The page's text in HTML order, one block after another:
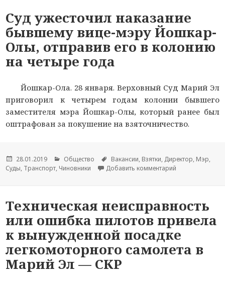
Суд ужесточил наказание
бывшему вице-мэру Йошкар-
Олы, отправив его в колонию
на четыре года
Йошкар-Ола. 28 января. Верховный Суд Марий Эл
приговорил к четырем годам колонии бывшего
заместителя мэра Йошкар-Олы, который ранее был
оштрафован за покушение на взяточничество.
Опубликовано
28.01.2019 Рубрики
Общество Метки
Вакансии, Взятки, Директор, Мэр,
Суды, Транспорт, Чиновники Добавить комментарий
Техническая неисправность
или ошибка пилотов привела
к вынужденной посадке
легкомоторного самолета в
Марий Эл — СКР